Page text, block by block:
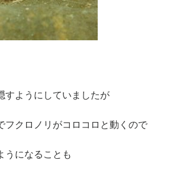
すようにしていましたが
フクロノリがコロコロと動くので
うになることも